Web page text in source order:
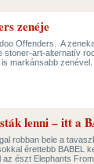
zenéje
Offenders. A
art-alternatív
markánsabb zenével.
lenni – itt a
robban bele a
érettebb BABEL
észt Elephants